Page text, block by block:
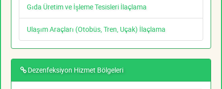
Gıda Üretim ve İşleme Tesisleri İlaçlama
Ulaşım Araçları (Otobüs, Tren, Uçak) İlaçlama
Dezenfeksiyon Hizmet Bölgeleri